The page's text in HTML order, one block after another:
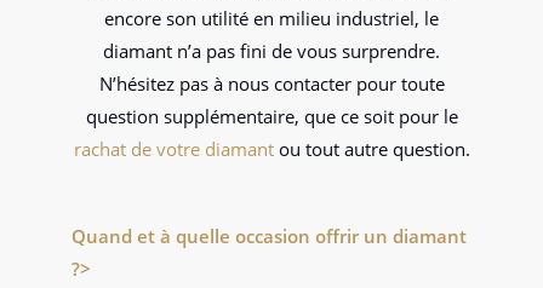
encore son utilité en milieu industriel, le
diamant n’a pas fini de vous surprendre.
N’hésitez pas à nous contacter pour toute
question supplémentaire, que ce soit pour le
rachat de votre diamantou tout autre question.
Quand et à quelle occasion offrir un diamant
?>